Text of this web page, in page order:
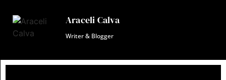
Araceli Calva
Writer & Blogger